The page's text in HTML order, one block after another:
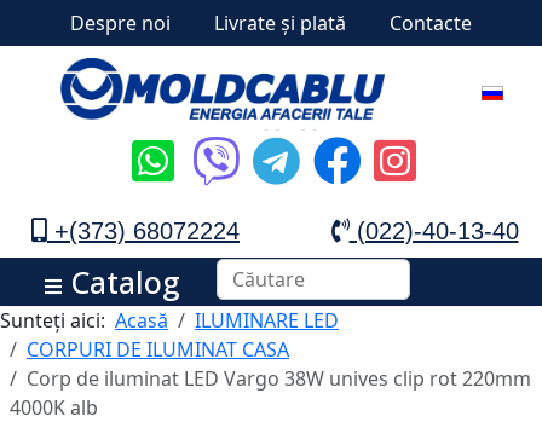
Despre noi Livrate și plată Contacte
+(373) 68072224 (022)-40-13-40
Catalog
Sunteți aici: Acasă
ILUMINARE LED
CORPURI DE ILUMINAT CASA
Corp de iluminat LED Vargo 38W unives clip rot 220mm
4000K alb